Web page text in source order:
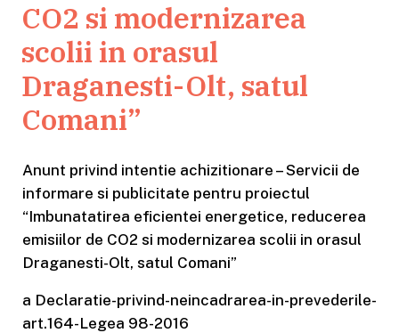
CO2 si modernizarea
scolii in orasul
Draganesti-Olt, satul
Comani”
Anunt privind intentie achizitionare – Servicii de
informare si publicitate pentru proiectul
“Imbunatatirea eficientei energetice, reducerea
emisiilor de CO2 si modernizarea scolii in orasul
Draganesti-Olt, satul Comani”
a Declaratie-privind-neincadrarea-in-prevederile-
art.164-Legea 98-2016